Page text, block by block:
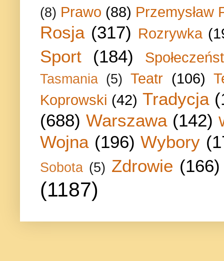
(8) Prawo (88) Przemysław
Rosja (317) Rozrywka
Sport (184)
Tasmania (5) Teatr (106)
Koprowski (42) Tradycja
(688) Warszawa (142)
Wojna (196) Wybory
Sobota (5) Zdrowie (166)
(1187)